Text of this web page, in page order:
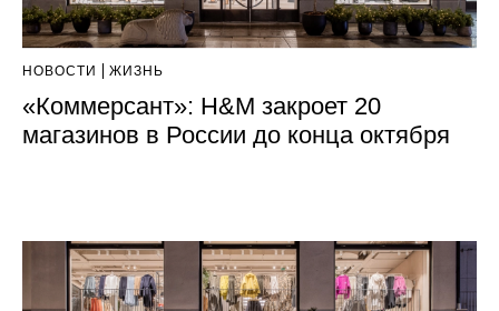
НОВОСТИ ЖИЗНЬ
«Коммерсант»: H&M закроет 20
магазинов в России до конца октября